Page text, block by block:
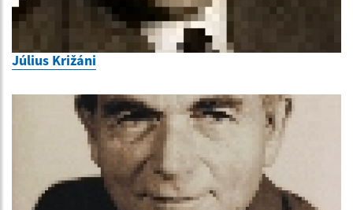
Július Križáni